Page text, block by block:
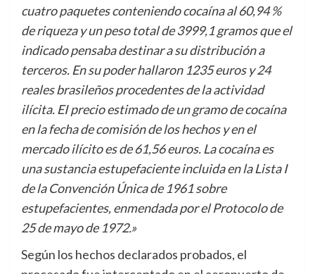
cuatro paquetes conteniendo cocaína al 60,94 %
de riqueza y un peso total de 3999,1 gramos que el
indicado pensaba destinar a su distribución a
terceros. En su poder hallaron 1235 euros y 24
reales brasileños procedentes de la actividad
ilícita. EI precio estimado de un gramo de cocaína
en la fecha de comisión de los hechos y en el
mercado ilícito es de 61,56 euros. La cocaína es
una sustancia estupefaciente incluida en la Lista I
de la Convención Única de 1961 sobre
estupefacientes, enmendada por el Protocolo de
25 de mayo de 1972.»
Según los hechos declarados probados, el